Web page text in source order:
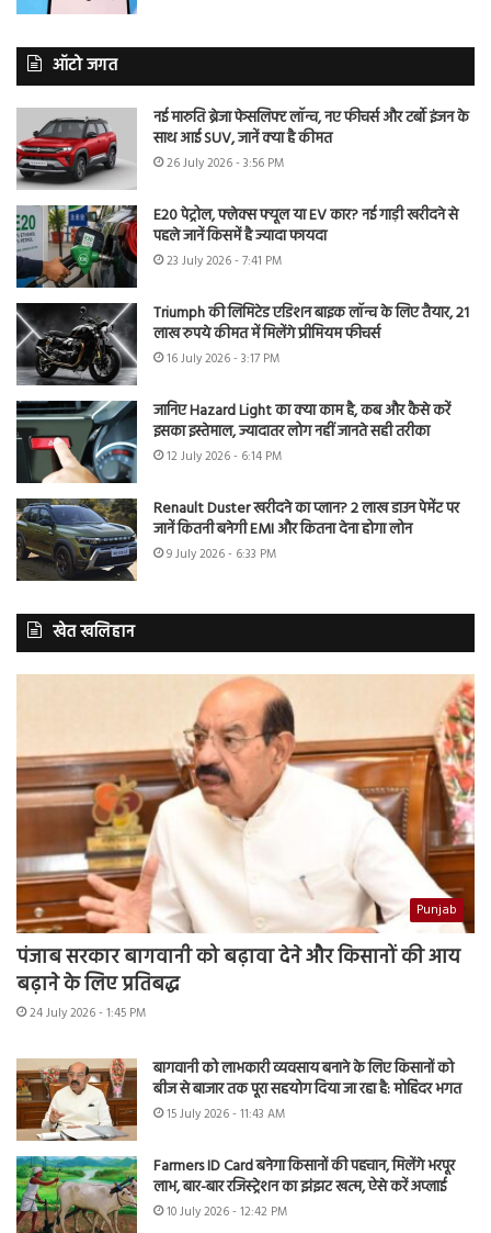
ऑटो जगत
नई मारुति ब्रेजा फेसलिफ्ट लॉन्च, नए फीचर्स और टर्बो इंजन के
साथ आई SUV, जानें क्या है कीमत
26 July 2026 - 3:56 PM
E20 पेट्रोल, फ्लेक्स फ्यूल या EV कार? नई गाड़ी खरीदने से
पहले जानें किसमें है ज्यादा फायदा
23 July 2026 - 7:41 PM
Triumph की लिमिटेड एडिशन बाइक लॉन्च के लिए तैयार, 21
लाख रुपये कीमत में मिलेंगे प्रीमियम फीचर्स
16 July 2026 - 3:17 PM
जानिए Hazard Light का क्या काम है, कब और कैसे करें
इसका इस्तेमाल, ज्यादातर लोग नहीं जानते सही तरीका
12 July 2026 - 6:14 PM
Renault Duster खरीदने का प्लान? 2 लाख डाउन पेमेंट पर
जानें कितनी बनेगी EMI और कितना देना होगा लोन
9 July 2026 - 6:33 PM
खेत खलिहान
Punjab
पंजाब सरकार बागवानी को बढ़ावा देने और किसानों की आय
बढ़ाने के लिए प्रतिबद्ध
24 July 2026 - 1:45 PM
बागवानी को लाभकारी व्यवसाय बनाने के लिए किसानों को
बीज से बाजार तक पूरा सहयोग दिया जा रहा है: मोहिंदर भगत
15 July 2026 - 11:43 AM
Farmers ID Card बनेगा किसानों की पहचान, मिलेंगे भरपूर
लाभ, बार-बार रजिस्ट्रेशन का झंझट खत्म, ऐसे करें अप्लाई
10 July 2026 - 12:42 PM